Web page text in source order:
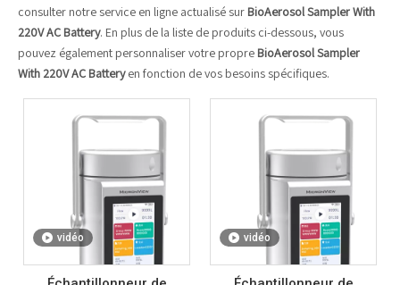
consulter notre service en ligne actualisé sur BioAerosol Sampler With
220V AC Battery. En plus de la liste de produits ci-dessous, vous
pouvez également personnaliser votre propre BioAerosol Sampler
With 220V AC Batteryen fonction de vos besoins spécifiques.
vidéo vidéo